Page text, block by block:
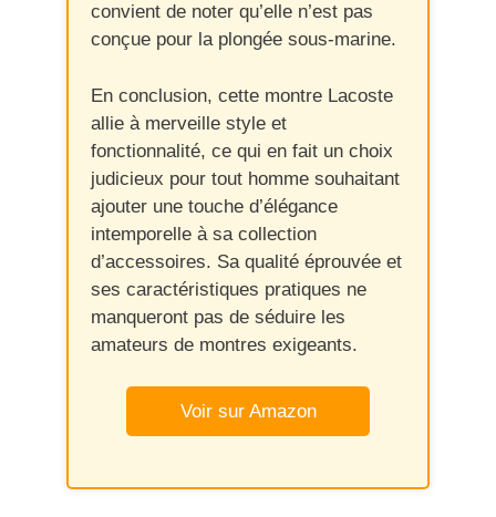
convient de noter qu’elle n’est pas
conçue pour la plongée sous-marine.
En conclusion, cette montre Lacoste
allie à merveille style et
fonctionnalité, ce qui en fait un choix
judicieux pour tout homme souhaitant
ajouter une touche d’élégance
intemporelle à sa collection
d’accessoires. Sa qualité éprouvée et
ses caractéristiques pratiques ne
manqueront pas de séduire les
amateurs de montres exigeants.
Voir sur Amazon